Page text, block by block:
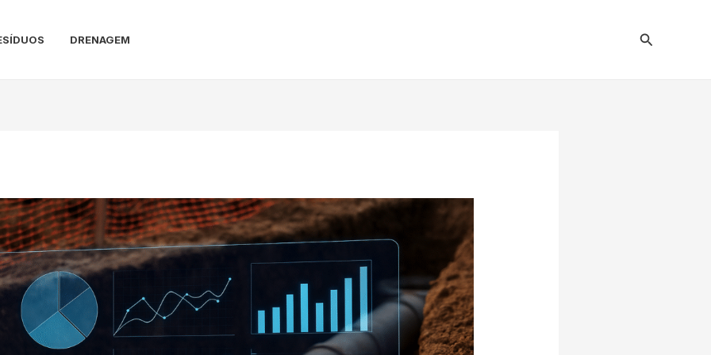
DRENAGEM Pesquisar